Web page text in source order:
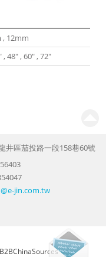
, 12mm
, 48" , 60" , 72"
井區茄投路一段158巷60號
jin.com.tw
B2BChinaSources